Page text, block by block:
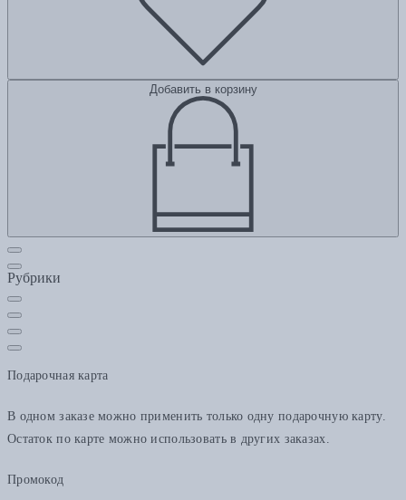
Добавить в корзину
Рубрики
Подарочная карта
В одном заказе можно применить только одну подарочную карту.
Остаток по карте можно использовать в других заказах.
Промокод